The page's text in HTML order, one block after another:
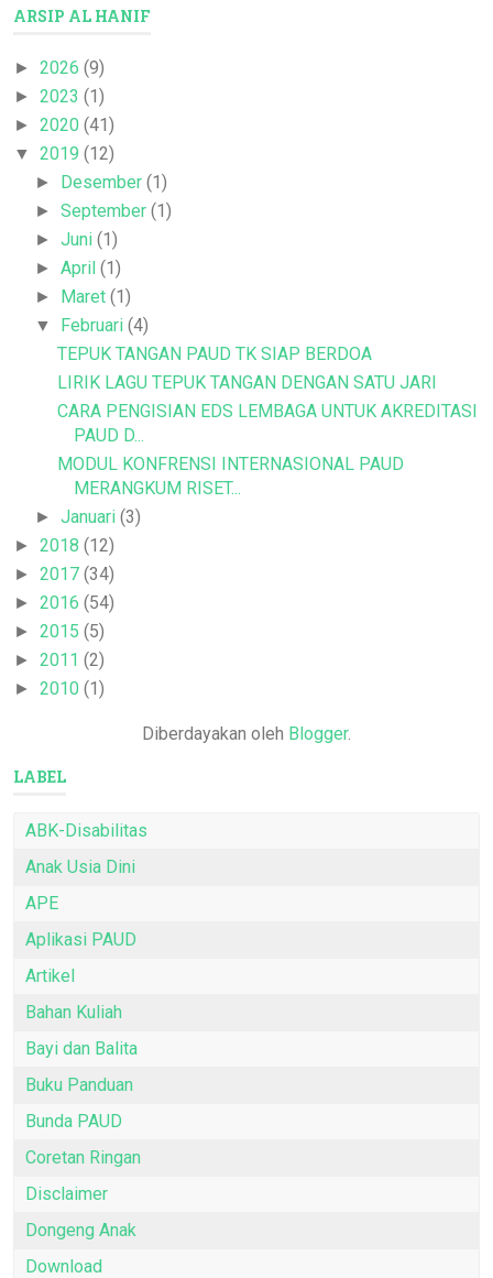
ARSIP AL HANIF
► 2026 (9)
► 2023 (1)
► 2020 (41)
▼ 2019 (12)
► Desember(1)
►September(1)
►Juni(1)
►April(1)
► Maret(1)
▼ Februari(4)
TEPUK TANGAN PAUD TK SIAP BERDOA
LIRIK LAGU TEPUK TANGAN DENGAN SATU JARI
CARA PENGISIAN EDS LEMBAGA UNTUK AKREDITASI
PAUD D...
MODUL KONFRENSI INTERNASIONAL PAUD
MERANGKUM RISET...
►Januari(3)
► 2018 (12)
► 2017 (34)
► 2016 (54)
► 2015 (5)
► 2011 (2)
► 2010 (1)
Diberdayakan oleh Blogger.
LABEL
ABK-Disabilitas
Anak Usia Dini
APE
Aplikasi PAUD
Artikel
Bahan Kuliah
Bayi dan Balita
Buku Panduan
Bunda PAUD
Coretan Ringan
Disclaimer
Dongeng Anak
Download